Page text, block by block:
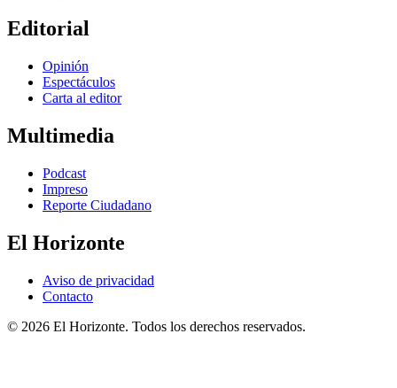
Editorial
Opinión
Espectáculos
Carta al editor
Multimedia
Podcast
Impreso
Reporte Ciudadano
El Horizonte
Aviso de privacidad
Contacto
© 2026 El Horizonte. Todos los derechos reservados.